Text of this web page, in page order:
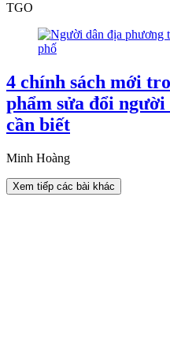
TGO
4 chính sách mới
phẩm sửa đổi
cần biết
Minh Hoàng
Xem tiếp các bài khác